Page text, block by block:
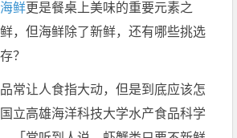
海鲜更是餐桌上美味的重要元素之
，但海鲜除了新鲜，还有哪些挑选
？
常让人食指大动，但是到底应该怎
立高雄海洋科技大学水产食品科学